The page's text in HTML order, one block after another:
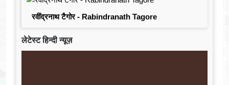
रवींद्रनाथ टैगोर - Rabindranath Tagore
लेटेस्ट हिन्दी न्यूज़